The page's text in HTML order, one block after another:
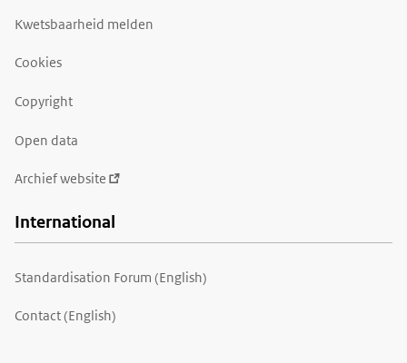
Kwetsbaarheid melden
Cookies
Copyright
Open data
Archief website
International
Standardisation Forum (English)
Contact (English)